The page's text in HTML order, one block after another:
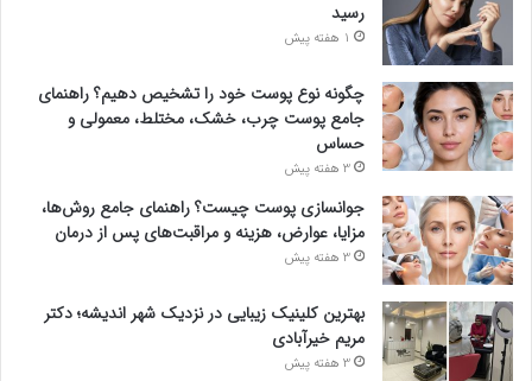
رسید
1 هفته پیش
چگونه نوع پوست خود را تشخیص دهیم؟ راهنمای
جامع پوست چرب، خشک، مختلط، معمولی و
حساس
3 هفته پیش
جوانسازی پوست چیست؟ راهنمای جامع روش‌ها،
مزایا، عوارض، هزینه و مراقبت‌های پس از درمان
3 هفته پیش
بهترین کلینیک زیبایی در نزدیک شهر اندیشه؛ دکتر
مریم خیرآبادی
3 هفته پیش